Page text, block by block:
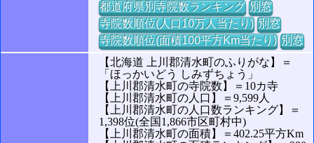
都道府県別寺院数ランキング 別窓
寺院数順位(人口10万人当たり) 別窓
寺院数順位(面積100平方Km当たり) 別窓
【北海道 上川郡清水町のふりがな】＝
「ほっかいどう しみずちょう」
【上川郡清水町の寺院数】＝10カ寺
【上川郡清水町の人口】＝9,599人
【上川郡清水町の人口数ランキング】＝
1,398位(全国1,866市区町村中)
【上川郡清水町の面積】＝402.25平方Km